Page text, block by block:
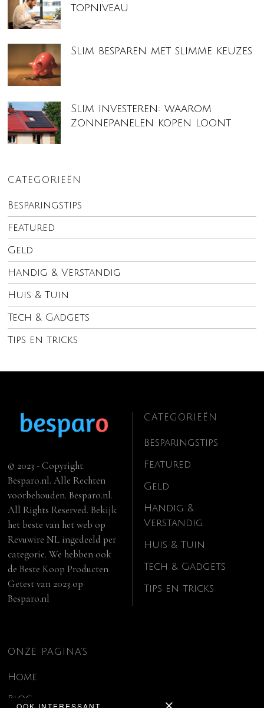
topniveau
Slim besparen met slimme keuzes
Slim investeren: waarom
zonnepanelen kopen loont
CATEGORIEËN
Besparingstips
Featured
Geld
Handig & Verstandig
Huis & Tuin
Tech & Gadgets
Tips en tricks
OOK INTERESSANT
© 2023 - Copyright.
Besparo.nl. Alle Rechten
voorbehouden. Besparo.nl.
All Rights Reserved. Bekijk
het beste van het web op
Revuwire NL ingedeeld per
categorie. We hebben ook
deBeste Koop Producten
Getest van 2023 op
Besparo.nl
CATEGORIEËN
Besparingstips
Featured
Geld
Handig &
Verstandig
Huis & Tuin
Tech & Gadgets
Tips en tricks
ONZE PAGINA’S
Home
Blog